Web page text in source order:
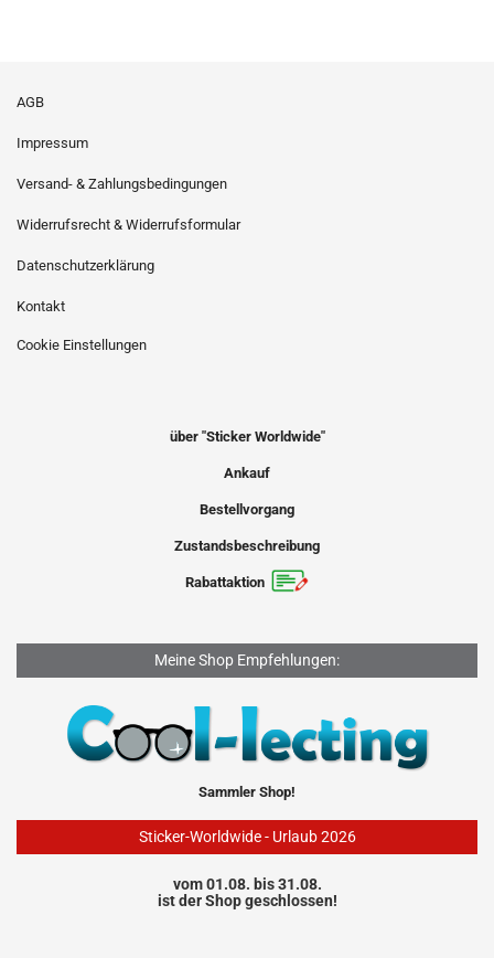
AGB
Impressum
Versand- & Zahlungsbedingungen
Widerrufsrecht & Widerrufsformular
Datenschutzerklärung
Kontakt
Cookie Einstellungen
über "Sticker Worldwide"
Ankauf
Bestellvorgang
Zustandsbeschreibung
Rabattaktion
Meine Shop Empfehlungen:
Sammler Shop!
Sticker-Worldwide - Urlaub 2026
vom 01.08. bis 31.08.
ist der Shop geschlossen!